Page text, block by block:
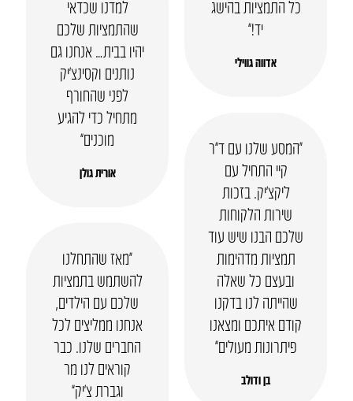
כל התמציות בהישג
יד!”
אדווה גווילי
למדנו שכדאי
שהתמציות שלכם
יהיו בבית… אנחנו גם
נותנים וקסינצ’יק
לפני שהחורף
מתחיל כדי להגיע
מוכנים”
אורית גולן
“המסע שלנו עם ד”ר
קיי התחיל עם
ליקצ’יק. בזכות
שירות הלקוחות
שלכם הבנו שיש עוד
תמציות מדהימות
ובעצם כל שאלה
שהייתה לנו בדקנו
קודם איתכם ומצאנו
פיתרונות מעולים”
בן ודולב
“מאז שהתחלנו
להשתמש בתמציות
שלכם עם הילדים,
אנחנו ממליצים לכל
החברים שלנו. כבר
קוראים לנו מר
וגברת צ’יק”